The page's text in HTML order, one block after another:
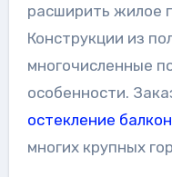
расширить жилое
Конструкции из
многочисленные
особенности.
остекление
многих крупных